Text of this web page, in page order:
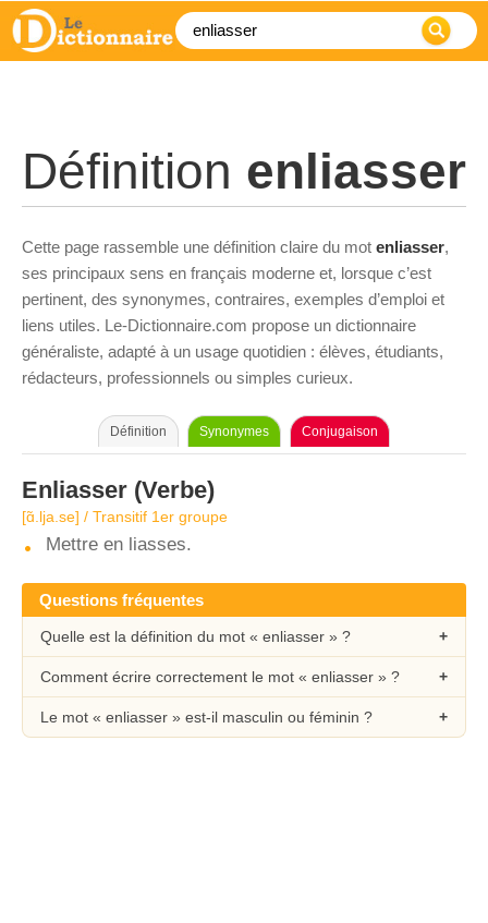
Définition enliasser
Cette page rassemble une définition claire du mot enliasser,
ses principaux sens en français moderne et, lorsque c’est
pertinent, des synonymes, contraires, exemples d’emploi et
liens utiles. Le-Dictionnaire.com propose un dictionnaire
généraliste, adapté à un usage quotidien : élèves, étudiants,
rédacteurs, professionnels ou simples curieux.
Définition Synonymes Conjugaison
Enliasser (Verbe)
[ɑ̃.lja.se] / Transitif 1er groupe
Mettre en liasses.
Questions fréquentes
Quelle est la définition du mot « enliasser » ?
Comment écrire correctement le mot « enliasser » ?
Le mot « enliasser » est-il masculin ou féminin ?